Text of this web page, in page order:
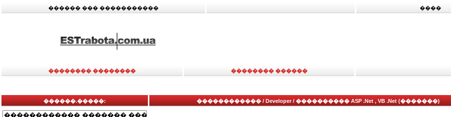
������ ��� ����������� ����
�������� �������� �������� ������
������.�����: ������������ / Developer / ���������� ASP .Net , VB .Net (�������)